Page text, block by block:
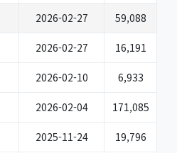
2026-02-27 59,088
2026-02-27 16,191
2026-02-10 6,933
2026-02-04 171,085
2025-11-24 19,796